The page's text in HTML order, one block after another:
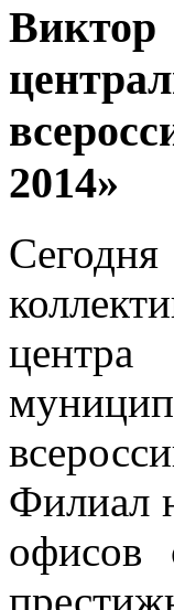
2014»
Филиал
офисов